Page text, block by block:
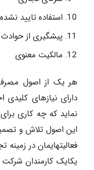
استفاده تایید نشده
پیشگیری از حوادث
مالکیت معنوی
هر یک از اصول
دارای نیازهای
نماید که چه کاری
این اصول تلاش و
فعالیتهایمان در
یکایک کارمندان شرکت